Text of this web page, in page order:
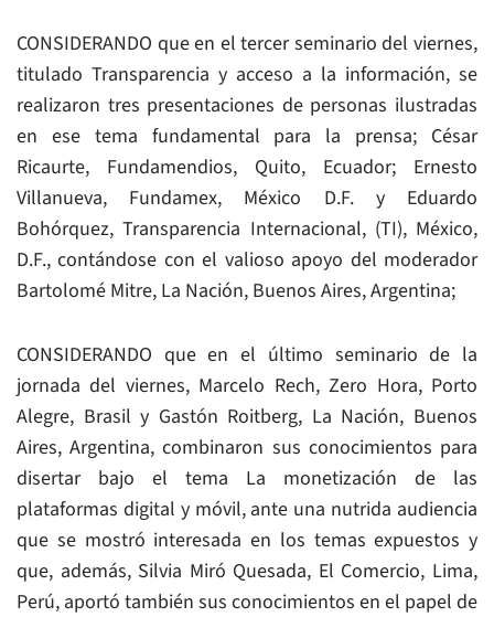
CONSIDERANDO que en el tercer seminario del viernes,
titulado Transparencia y acceso a la información, se
realizaron tres presentaciones de personas ilustradas
en ese tema fundamental para la prensa; César
Ricaurte, Fundamendios, Quito, Ecuador; Ernesto
Villanueva, Fundamex, México D.F. y Eduardo
Bohórquez, Transparencia Internacional, (TI), México,
D.F., contándose con el valioso apoyo del moderador
Bartolomé Mitre, La Nación, Buenos Aires, Argentina;
CONSIDERANDO que en el último seminario de la
jornada del viernes, Marcelo Rech, Zero Hora, Porto
Alegre, Brasil y Gastón Roitberg, La Nación, Buenos
Aires, Argentina, combinaron sus conocimientos para
disertar bajo el tema La monetización de las
plataformas digital y móvil, ante una nutrida audiencia
que se mostró interesada en los temas expuestos y
que, además, Silvia Miró Quesada, El Comercio, Lima,
Perú, aportó también sus conocimientos en el papel de